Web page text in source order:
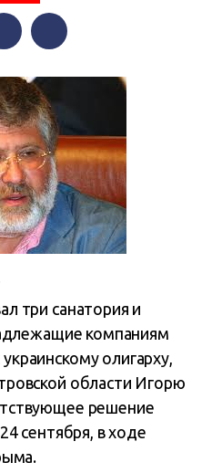
три санатория и
компаниям
олигарху,
области Игорю
решение
сентября, в ходе